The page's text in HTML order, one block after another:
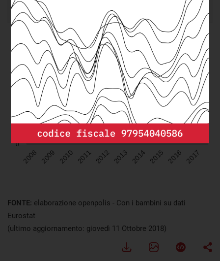
FONTE: elaborazione openpolis - Con i bambini su dati
Eurostat
(ultimo aggiornamento: giovedì 11 Ottobre 2018)